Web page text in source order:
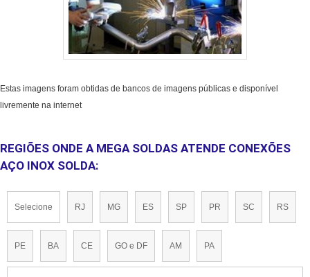
Estas imagens foram obtidas de bancos de imagens públicas e disponível
livremente na internet
REGIÕES ONDE A MEGA SOLDAS ATENDE CONEXÕES
AÇO INOX SOLDA:
Selecione RJ MG ES SP PR SC RS
PE BA CE GO e DF AM PA